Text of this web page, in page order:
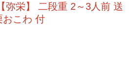
弥栄】 二段重 2～3人前 送
おこわ 付